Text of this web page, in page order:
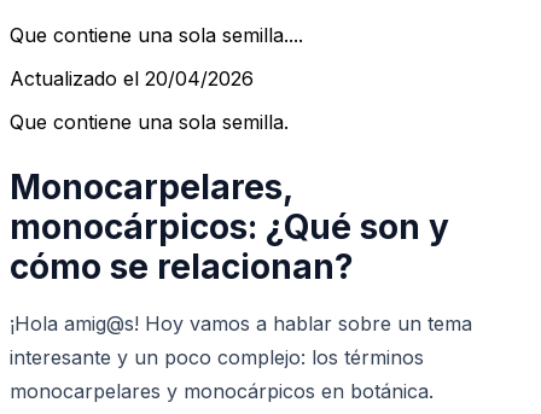
Que contiene una sola semilla....
Actualizado el 20/04/2026
Que contiene una sola semilla.
Monocarpelares,
monocárpicos: ¿Qué son y
cómo se relacionan?
¡Hola amig@s! Hoy vamos a hablar sobre un tema
interesante y un poco complejo: los términos
monocarpelares y monocárpicos en botánica.